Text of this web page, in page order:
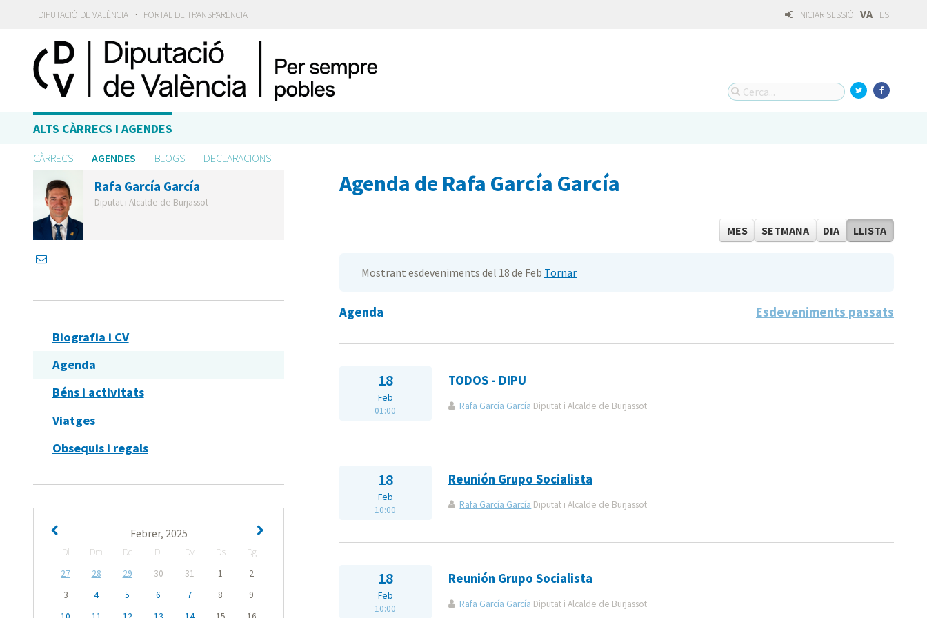
DIPUTACIÓ DE VALÈNCIA · PORTAL DE TRANSPARÈNCIA INICIAR SESSIÓ VA ES
ALTS CÀRRECS I AGENDES
CÀRRECS AGENDES BLOGS DECLARACIONS
Rafa García García
Diputat i Alcalde de Burjassot
Biografia i CV
Agenda
Béns i activitats
Viatges
Obsequis i regals
Febrer, 2025
Dl Dm Dc Dj Dv Ds
Dg
27
28 29 30 31 1
2
3
4 5 6 7 8
9
Agenda de Rafa García García
MES SETMANA DIA LLISTA
Mostrant esdeveniments del 18 de Feb Tornar
Agenda Esdeveniments passats
18
Feb
01:00
TODOS - DIPU
Rafa García García Diputat i Alcalde de Burjassot
18
Feb
10:00
Reunión Grupo Socialista
Rafa García García Diputat i Alcalde de Burjassot
18
Feb
10:00
Reunión Grupo Socialista
Rafa García García Diputat i Alcalde de Burjassot